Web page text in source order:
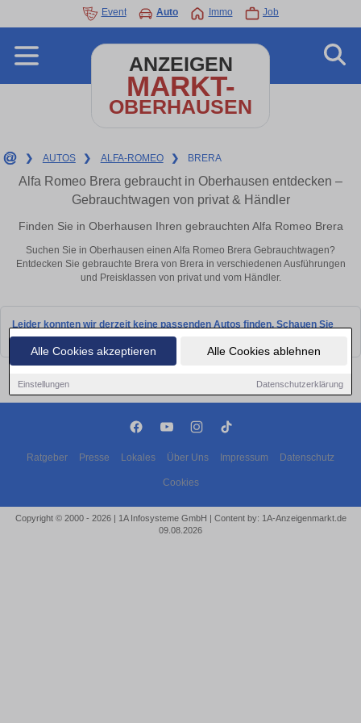
Alle Cookies akzeptieren Alle Cookies ablehnen
Einstellungen Datenschutzerklärung
Event Auto Immo Job
ANZEIGEN
MARKT-
OBERHAUSEN
❯ AUTOS ❯ ALFA-ROMEO ❯ BRERA
Alfa Romeo Brera gebraucht in Oberhausen entdecken –
Gebrauchtwagen von privat & Händler
Finden Sie in Oberhausen Ihren gebrauchten Alfa Romeo Brera
Suchen Sie in Oberhausen einen Alfa Romeo Brera Gebrauchtwagen?
Entdecken Sie gebrauchte Brera von Brera in verschiedenen Ausführungen
und Preisklassen von privat und vom Händler.
Leider konnten wir derzeit keine passenden Autos finden. Schauen Sie
bald wieder vorbei!
Ratgeber Presse Lokales Über Uns Impressum Datenschutz
Cookies
Copyright © 2000 - 2026 | 1A Infosysteme GmbH | Content by: 1A-Anzeigenmarkt.de
09.08.2026